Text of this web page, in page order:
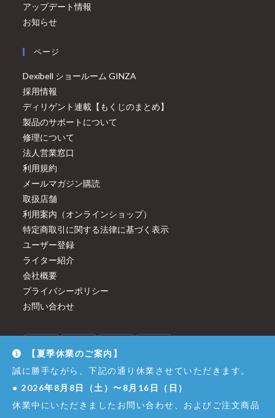
アップデート情報
お知らせ
ページ
Dexibell ショールーム GINZA
採用情報
ディリゲント連載【もくじのまとめ】
製品のサポートについて
修理について
法人営業窓口
利用規約
メールマガジン購読
取扱店舗
利用案内（オンラインショップ）
特定商取引に関する法律に基づく表示
ユーザー登録
ライター紹介
会社概要
プライバシーポリシー
お問い合わせ
【夏季休業のご案内】
誠に勝手ながら、下記の通り休業させていただきます。
● 2026年8月8日（土）〜8月16日（日）
休業中にいただきましたお問い合わせ、およびご注文商品